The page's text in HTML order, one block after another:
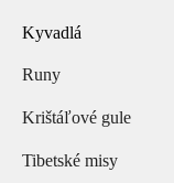
Kyvadlá
Runy
Krištáľové gule
Tibetské misy